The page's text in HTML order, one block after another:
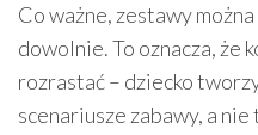
Co ważne, zestawy
dowolnie. To oznacza, że
rozrastać – dziecko
scenariusze zabawy, a